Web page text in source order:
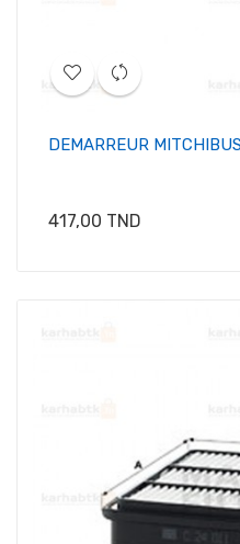
DEMARREUR
Prix
417,00 TND